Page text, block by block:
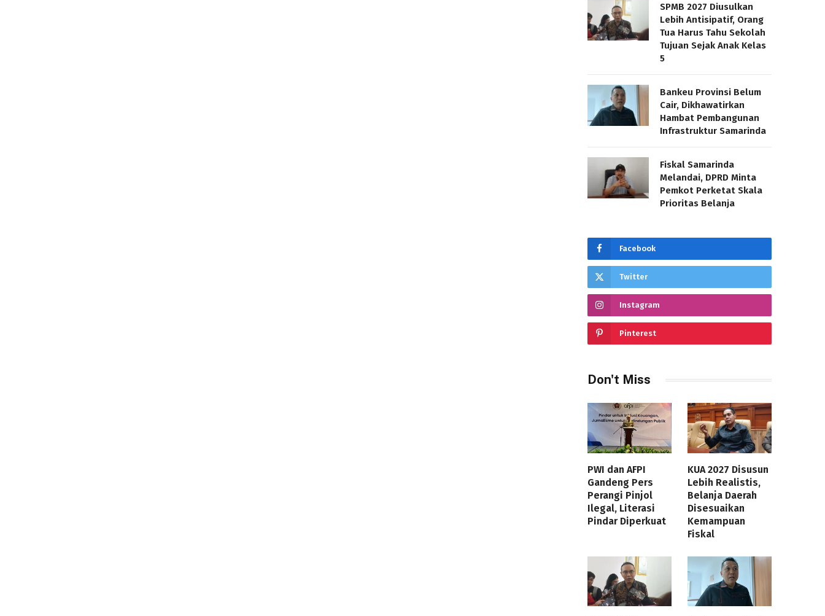
SPMB 2027 Diusulkan
Lebih Antisipatif, Orang
Tua Harus Tahu Sekolah
Tujuan Sejak Anak Kelas
5
Bankeu Provinsi Belum
Cair, Dikhawatirkan
Hambat Pembangunan
Infrastruktur Samarinda
Fiskal Samarinda
Melandai, DPRD Minta
Pemkot Perketat Skala
Prioritas Belanja
Facebook
Twitter
Instagram
Pinterest
Don't Miss
PWI dan AFPI
Gandeng Pers
Perangi Pinjol
Ilegal, Literasi
Pindar Diperkuat
KUA 2027 Disusun
Lebih Realistis,
Belanja Daerah
Disesuaikan
Kemampuan
Fiskal